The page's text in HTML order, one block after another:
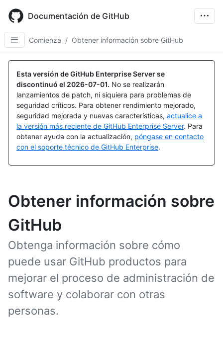
main
content
Documentación de GitHub
Comienza / Obtener información sobre GitHub
Esta versión de GitHub Enterprise Server se
discontinuó el 2026-07-01. No se realizarán
lanzamientos de patch, ni siquiera para problemas de
seguridad críticos. Para obtener rendimiento mejorado,
seguridad mejorada y nuevas características, actualice a
la versión más reciente de GitHub Enterprise Server. Para
obtener ayuda con la actualización, póngase en contacto
con el soporte técnico de GitHub Enterprise.
Obtener información sobre
GitHub
Obtenga información sobre cómo
puede usar GitHub productos para
mejorar el proceso de administración de
software y colaborar con otras
personas.